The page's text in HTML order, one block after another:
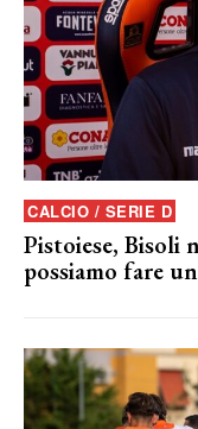
CALCIO / SERIE D
Pistoiese, Bisoli
possiamo fare